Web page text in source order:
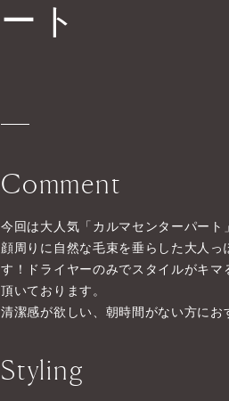
ート
Comment
今回は大人気「カルマセンターパート
顔周りに自然な毛束を垂らした大人っ
す！ドライヤーのみでスタイルがキマ
頂いております。
清潔感が欲しい、朝時間がない方にお
Styling